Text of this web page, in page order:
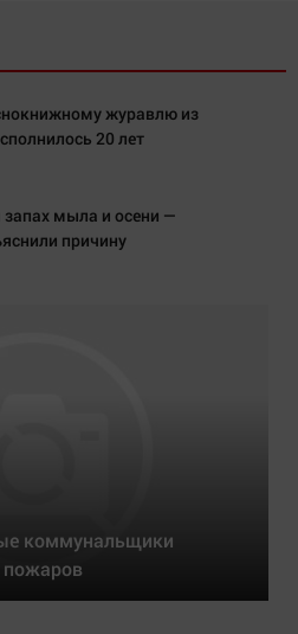
журавлю из
20 лет
запах мыла и осени —
причину
коммунальщики
пожаров